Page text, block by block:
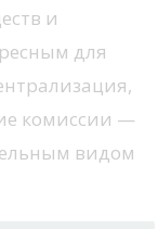
и
для
комиссии —
видом